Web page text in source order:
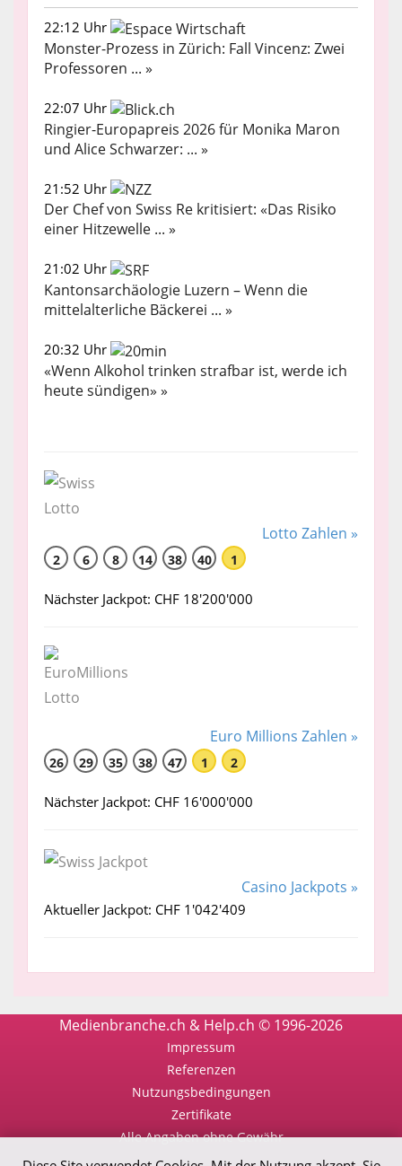
22:12 Uhr
Monster-Prozess in Zürich: Fall Vincenz: Zwei
Professoren ... »
22:07 Uhr
Ringier-Europapreis 2026 für Monika Maron
und Alice Schwarzer: ... »
21:52 Uhr
Der Chef von Swiss Re kritisiert: «Das Risiko
einer Hitzewelle ... »
21:02 Uhr
Kantonsarchäologie Luzern – Wenn die
mittelalterliche Bäckerei ... »
20:32 Uhr
«Wenn Alkohol trinken strafbar ist, werde ich
heute sündigen» »
Lotto Zahlen »
2 6 8 14 38 40 1
Nächster Jackpot: CHF 18'200'000
Euro Millions Zahlen »
26 29 35 38 47 1 2
Nächster Jackpot: CHF 16'000'000
Casino Jackpots »
Aktueller Jackpot: CHF 1'042'409
Medienbranche.ch & Help.ch © 1996-2026
Impressum
Referenzen
Nutzungsbedingungen
Zertifikate
Alle Angaben ohne Gewähr